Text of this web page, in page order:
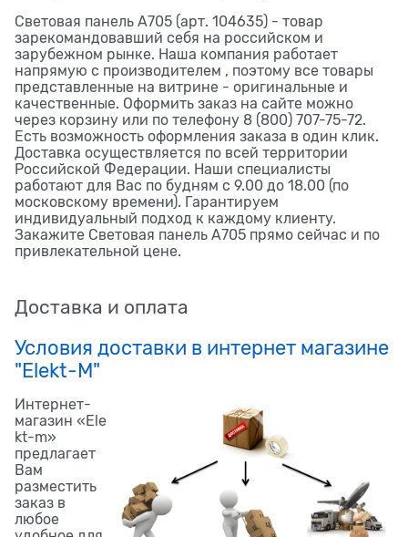
Световая панель A705 (арт. 104635) - товар
зарекомандовавший себя на российском и
зарубежном рынке. Наша компания работает
напрямую с производителем , поэтому все товары
представленные на витрине - оригинальные и
качественные. Оформить заказ на сайте можно
через корзину или по телефону 8 (800) 707-75-72.
Есть возможность оформления заказа в один клик.
Доставка осуществляется по всей территории
Российской Федерации. Наши специалисты
работают для Вас по будням с 9.00 до 18.00 (по
московскому времени). Гарантируем
индивидуальный подход к каждому клиенту.
Закажите Световая панель A705 прямо сейчас и по
привлекательной цене.
Доставка и оплата
Условия доставки в интернет магазине
"Elekt-M"
Интернет-
магазин «Ele
kt-m»
предлагает
Вам
разместить
заказ в
любое